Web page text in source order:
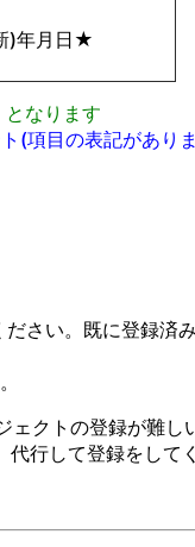
)年月日★
なります
(項目の表記があり
さい。既に登録済
クトの登録が難し
行して登録をして